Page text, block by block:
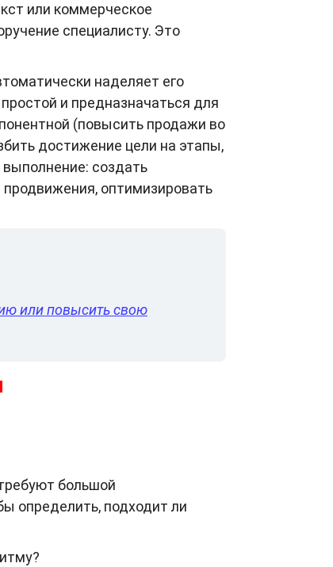
или коммерческое
специалисту. Это
наделяет его
и предназначаться для
(повысить продажи во
достижение цели на этапы,
создать
оптимизировать
или повысить свою
большой
определить, подходит ли